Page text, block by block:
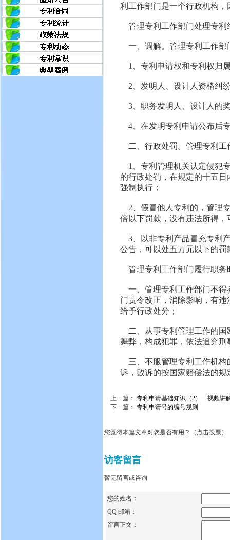
利工作部门是一个行政机构
管理专利工作部门处理专利
一、调解。管理专利工作部
1、专利申请权和专利权归
2、发明人、设计人资格纠
3、职务发明人、设计人的
4、在发明专利申请公布后
二、行政处罚。管理专利工
1、专利管理机关认定侵犯
的行政处罚，在规定的十五
强制执行；
2、假冒他人专利的，管理
倍以下罚款，没有违法所得
3、以非专利产品冒充专利
公告，可以处五万元以下的罚
管理专利工作部门履行职务
一、管理专利工作部门不得
门责令改正，消除影响，有
给予行政处分；
二、从事专利管理工作的国
舞弊，构成犯罪，依法追究
三、不服管理专利工作机构
诉，败诉的按国家赔偿法的规
上一篇： 专利申请基础知识（2）—视频讲
下一篇： 专利申请号的编号规则
您觉得本篇文章对您是否有用？（点击投票）
访客留言
暂无留言或咨询
您的姓名：
QQ 邮箱：
留言正文：